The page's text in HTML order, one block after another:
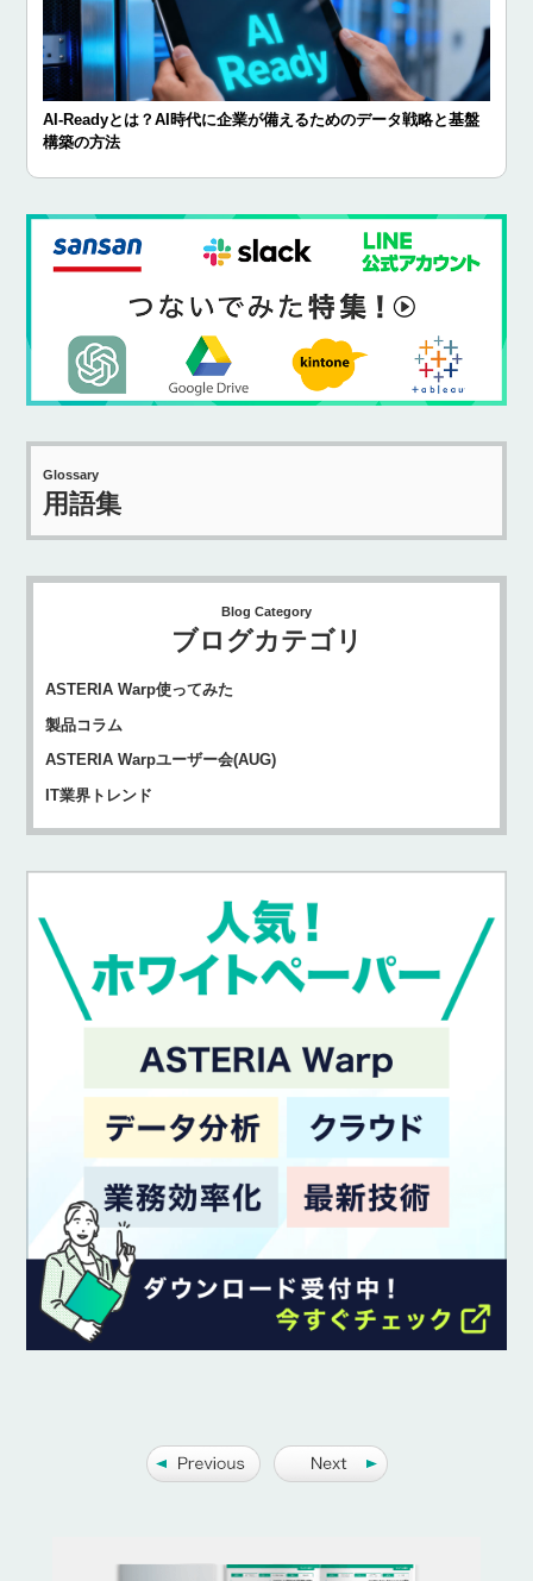
AI-Readyとは？AI時代に企業が備えるためのデータ戦略と基盤
構築の方法
Glossary
用語集
Blog Category
ブログカテゴリ
ASTERIA Warp使ってみた
製品コラム
ASTERIA Warpユーザー会(AUG)
IT業界トレンド